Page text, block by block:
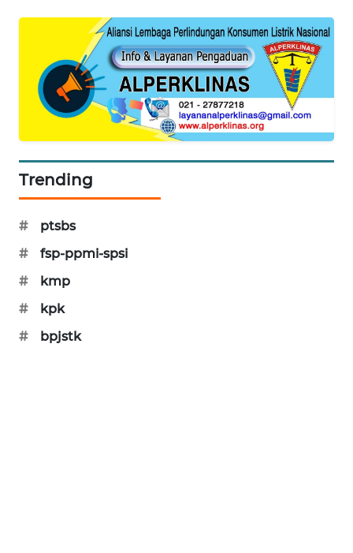
Trending
#
ptsbs
#
fsp-ppmi-spsi
#
kmp
#
kpk
#
bpjstk
KONSUMEN
LISTRIK
MASYARAKAT
ID
MAWAKA
MARTABAT
NET
PLN